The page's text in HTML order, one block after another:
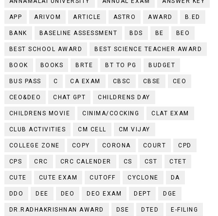
APP ARIVOM ARTICLE ASTRO AWARD B.ED
BANK BASELINE ASSESSMENT BDS BE BEO
BEST SCHOOL AWARD BEST SCIENCE TEACHER AWARD
BOOK BOOKS BRTE BT TO PG BUDGET
BUS PASS C CA EXAM CBSC CBSE CEO
CEO&DEO CHAT GPT CHILDRENS DAY
CHILDRENS MOVIE CINIMA/COCKING CLAT EXAM
CLUB ACTIVITIES CM CELL CM VIJAY
COLLEGE ZONE COPY CORONA COURT CPD
CPS CRC CRC CALENDER CS CST CTET
CUTE CUTE EXAM CUTOFF CYCLONE DA
DDO DEE DEO DEO EXAM DEPT DGE
DR.RADHAKRISHNAN AWARD DSE DTED E-FILING